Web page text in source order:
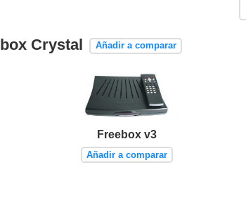
Crystal Añadir a comparar
Freebox v3
Añadir a comparar